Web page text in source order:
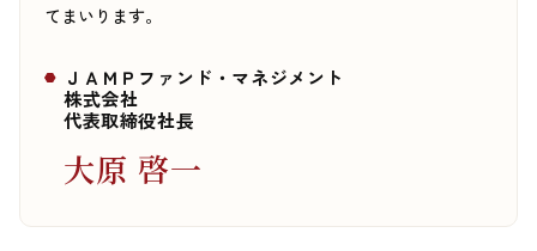
てまいります。
ＪＡＭＰファンド・マネジメント
株式会社
代表取締役社長
大原 啓一